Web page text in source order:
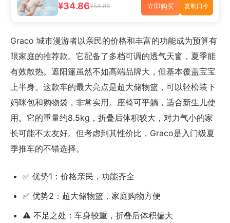
¥34.86¥54.86 立即购买 复制口令
Graco 城市漫游者以亲民的价格和丰富的功能成为预算有
限家庭的推荐款。它配备了多档可调的透气天窗，夏季能
有效散热。遮阳篷虽然不如高端品牌大，但基本覆盖宝宝
上半身。这款车的最大亮点是超大储物篮，可以轻松装下
妈咪包和购物袋，非常实用。座椅可平躺，适合新生儿使
用。它的重量约8.5kg，折叠后体积较大，对力气小的家
长可能不太友好。但考虑到其性价比，Graco是入门级夏
季推车的不错选择。
✅ 优势1：价格亲民，功能齐全
✅ 优势2：超大储物篮，家庭购物方便
⚠️ 不足之处：车身较重，折叠后体积偏大